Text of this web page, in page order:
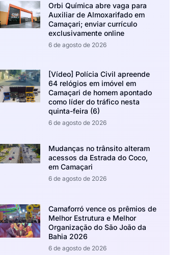
Orbi Química abre vaga para
Auxiliar de Almoxarifado em
Camaçari; enviar currículo
exclusivamente online
6 de agosto de 2026
[Vídeo] Polícia Civil apreende
64 relógios em imóvel em
Camaçari de homem apontado
como líder do tráfico nesta
quinta-feira (6)
6 de agosto de 2026
Mudanças no trânsito alteram
acessos da Estrada do Coco,
em Camaçari
6 de agosto de 2026
Camaforró vence os prêmios de
Melhor Estrutura e Melhor
Organização do São João da
Bahia 2026
6 de agosto de 2026